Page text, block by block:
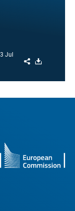
Jul
Share